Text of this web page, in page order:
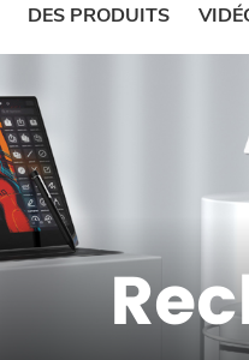
DES PRODUITS